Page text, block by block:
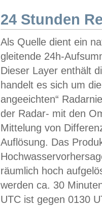
24 Stunden
Als Quelle dient ein
gleitende 24h-
Dieser Layer enthält
handelt es sich um
angeeichten“
der Radar- mit den
Mittelung von
Auflösung. Das
räumlich hoch
werden ca. 30
UTC ist gegen 0130